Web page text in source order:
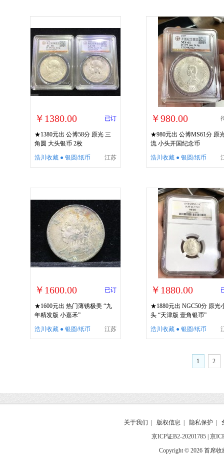
￥1380.00 已订
★1380元出 公博58分 原光 三
角圆 大头银币 2枚
江苏
浩川收藏 ● 银圆/纸币
￥980.00
★980元出 公博MS61分 原
流 小头开国纪念币
浩川收藏 ● 银圆/纸币
￥1600.00 已订
★1600元出 热门薄锈极美 “九
年精发版 小嘉禾”
江苏
浩川收藏 ● 银圆/纸币
￥1880.00
★1880元出 NGC50分 原光
头 “天津版 壹角银币”
浩川收藏 ● 银圆/纸币
1 2
关于我们 版权信息 隐私保护
京ICP证B2-20201785 京
Copyright © 2026 首席收